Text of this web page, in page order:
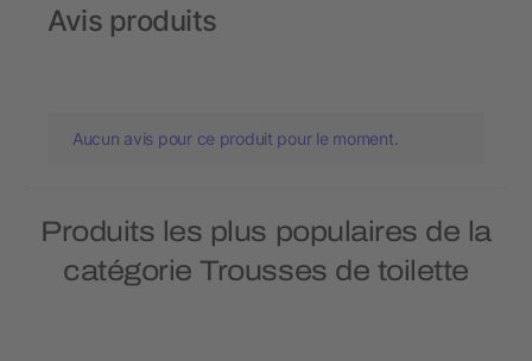
Avis produits
Aucun avis pour ce produit pour le moment.
Produits les plus populaires de la
catégorie Trousses de toilette